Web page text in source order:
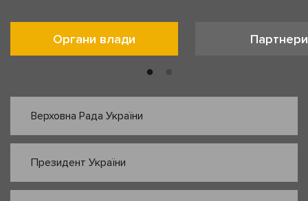
Органи влади Партнери
Верховна Рада України
Президент України